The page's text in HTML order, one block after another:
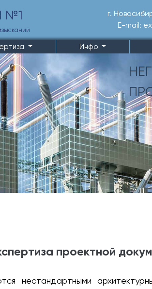
№1
г.
E-mail:
Инфо
проектной
нестандартными